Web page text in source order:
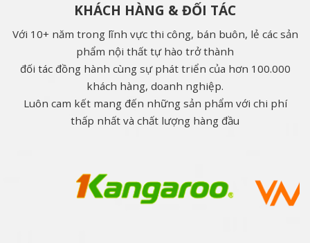
KHÁCH HÀNG & ĐỐI TÁC
Với 10+ năm trong lĩnh vực thi công, bán buôn, lẻ các sản
phẩm nội thất tự hào trở thành
đối tác đồng hành cùng sự phát triển của hơn 100.000
khách hàng, doanh nghiệp.
Luôn cam kết mang đến những sản phẩm với chi phí
thấp nhất và chất lượng hàng đầu